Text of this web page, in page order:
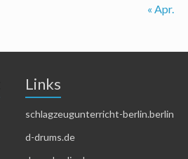
« Apr.
Links
schlagzeugunterricht-berlin.berlin
d-drums.de